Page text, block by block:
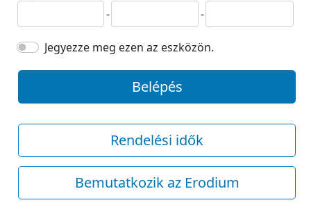
-
-
Jegyezze meg ezen az eszközön.
Belépés
Rendelési idők
Bemutatkozik az Erodium